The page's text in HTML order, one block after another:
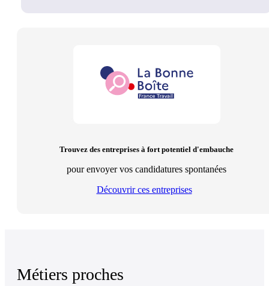
Trouvez des entreprises à fort potentiel d'embauche
pour envoyer vos candidatures spontanées
Découvrir ces entreprises
Métiers proches